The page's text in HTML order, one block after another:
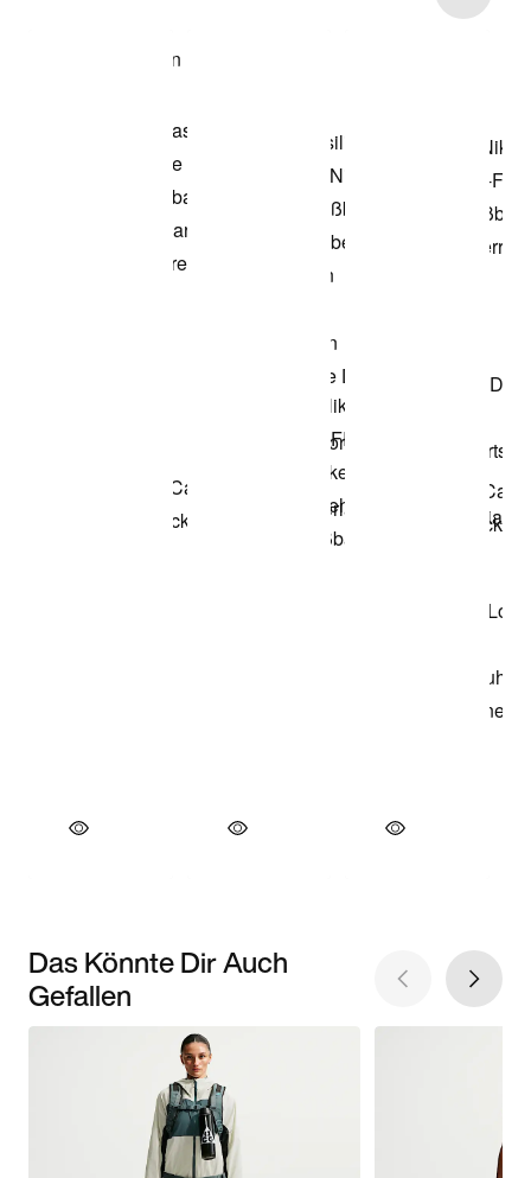
Modell anzeigen
Das Könnte Dir Auch
Gefallen